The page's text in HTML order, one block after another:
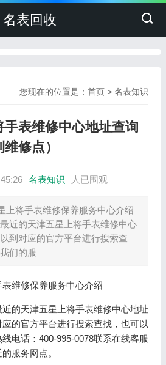
名表回收
您现在的位置是：首页 >名表知识
手表维修中心地址查询
修点）
名表知识 人已围观
上将手表维修保养服务中心介绍
近的天津五星上将手表维修中心
到对应的官方平台进行搜索查
们的服
维修保养服务中心介绍
的天津五星上将手表维修中心地址
的官方平台进行搜索查找，也可以
电话：400-995-0078联系在线客服
服务网点。